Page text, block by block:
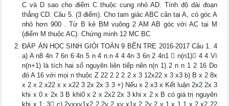
C và D sao cho điểm C thuộc cung nhỏ AD. Tính độ dài đoạn
thẳng CD. Câu 5. (3 điểm). Cho tam giác ABC cân tại A, có góc A
nhỏ hơn 900 . Từ B kẻ BM vuông 2 AM AB góc với AC tại M
(điểm M thuộc AC). Chứng minh 12 MC BC
ĐÁP ÁN HỌC SINH GIỎI TOÁN 9 BẾN TRE 2016-2017 Câu 1. 4
a) A n8 4n 7 6n 6 4n 5 n 4 n.n 4 4 4n 3 6n 2 4n1  n(n1) 4 4 Vì
n(n+1) là tích hai số nguyên liên tiếp nên n(n 1) 2 n n 1 2 16 Do
đó A 16 với mọi n thuộc Z 22 2 2 2 2 x 3 12x22 x 3 x3 b) B x 2 8x
x 2 x 2 x22 x x x22 3 2x 2x 3 3 +) Nếu x 2 x3 x Kết luận 2x2 2x 3
khi x 0 x 2x 3 B khi0 x 2 x 2x2 2x 3 khi x 2 x B có giá trị nguyên
khi x 1; 3 c) 2yxxy1x2 2 2y 2 xy x1x 2 2y 2 y 1 x 1 1 x 2 x2 22